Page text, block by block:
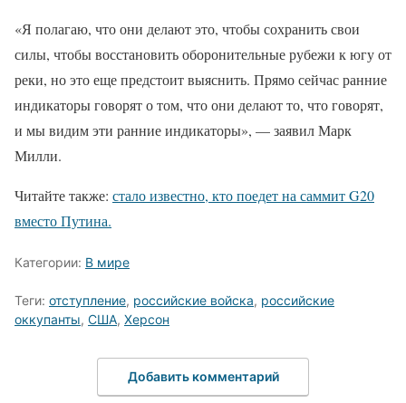
«Я полагаю, что они делают это, чтобы сохранить свои
силы, чтобы восстановить оборонительные рубежи к югу от
реки, но это еще предстоит выяснить. Прямо сейчас ранние
индикаторы говорят о том, что они делают то, что говорят,
и мы видим эти ранние индикаторы», — заявил Марк
Милли.
Читайте также: стало известно, кто поедет на саммит G20
вместо Путина.
Категории: В мире
Теги: отступление, российские войска, российские
оккупанты, США, Херсон
Добавить комментарий